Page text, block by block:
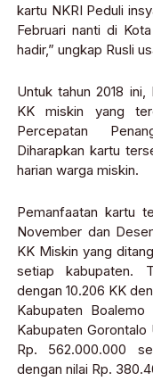
kartu NKRI Peduli
Februari nanti di
hadir,” ungkap Rusli
Untuk tahun 2018
KK miskin yang
Percepatan
Diharapkan kartu
harian warga miskin.
Pemanfaatan kartu
November dan
KK Miskin yang
setiap kabupaten.
dengan 10.206 KK
Kabupaten
Kabupaten Gorontalo
Rp. 562.000.000
dengan nilai Rp.